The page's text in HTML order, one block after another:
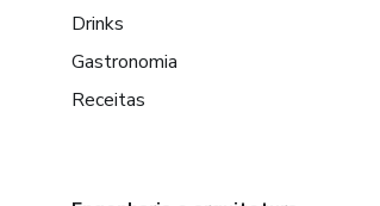
Drinks
Gastronomia
Receitas